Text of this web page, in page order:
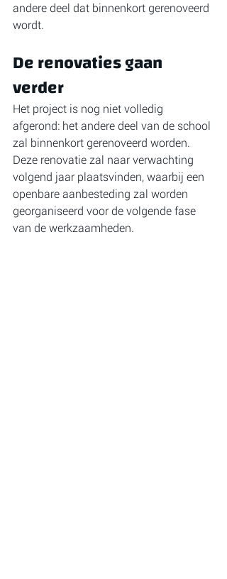
andere deel dat binnenkort gerenoveerd
wordt.
De renovaties gaan
verder
Het project is nog niet volledig
afgerond: het andere deel van de school
zal binnenkort gerenoveerd worden.
Deze renovatie zal naar verwachting
volgend jaar plaatsvinden, waarbij een
openbare aanbesteding zal worden
georganiseerd voor de volgende fase
van de werkzaamheden.